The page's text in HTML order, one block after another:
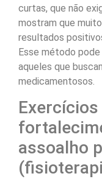
curtas, que não
mostram que
resultados
Esse método
aqueles que
medicamentosos.
Exercícios
assoalho